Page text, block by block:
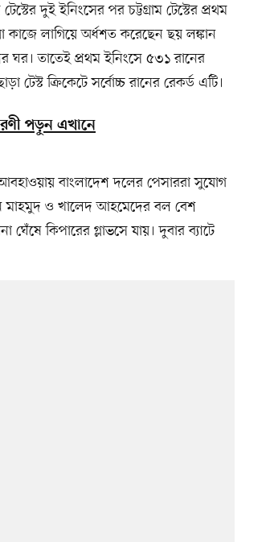
দুই ইনিংসের পর চট্টগ্রাম টেস্টের প্রথম
লাগিয়ে অর্ধশত করেছেন ছয় লঙ্কান
ঘর। তাতেই প্রথম ইনিংসে ৫৩১ রানের
টেস্ট ক্রিকেটে সর্বোচ্চ রানের রেকর্ড এটি।
পড়ুন এখানে
বাংলাদেশ দলের পেসাররা সুযোগ
মাহমুদ ও খালেদ আহমেদের বল বেশ
ঘেঁষে কিপারের গ্লাভসে যায়। দুবার ব্যাটে